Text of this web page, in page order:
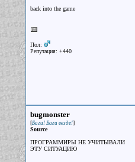
back into the game
Пол:
Репутация: +440
bugmonster
[Баги! Баги везде!]
Source
ПРОГРАММИРЫ НЕ УЧИТЫВАЛИ
ЭТУ СИТУАЦИЮ